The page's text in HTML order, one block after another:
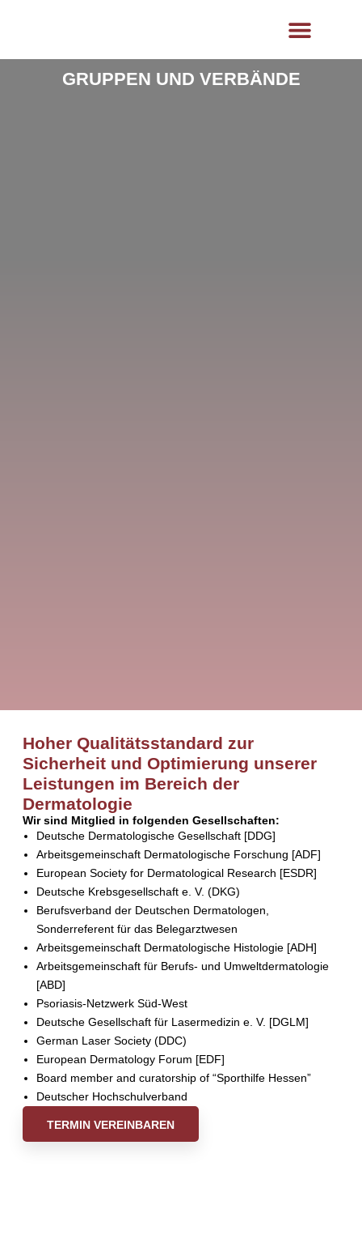
GRUPPEN UND VERBÄNDE
Hoher Qualitätsstandard zur
Sicherheit und Optimierung unserer
Leistungen im Bereich der
Dermatologie
Wir sind Mitglied in folgenden Gesellschaften:
Deutsche Dermatologische Gesellschaft [DDG]
Arbeitsgemeinschaft Dermatologische Forschung [ADF]
European Society for Dermatological Research [ESDR]
Deutsche Krebsgesellschaft e. V. (DKG)
Berufsverband der Deutschen Dermatologen,
Sonderreferent für das Belegarztwesen
Arbeitsgemeinschaft Dermatologische Histologie [ADH]
Arbeitsgemeinschaft für Berufs- und Umweltdermatologie
[ABD]
Psoriasis-Netzwerk Süd-West
Deutsche Gesellschaft für Lasermedizin e. V. [DGLM]
German Laser Society (DDC)
European Dermatology Forum [EDF]
Board member and curatorship of “Sporthilfe Hessen”
Deutscher Hochschulverband
TERMIN VEREINBAREN